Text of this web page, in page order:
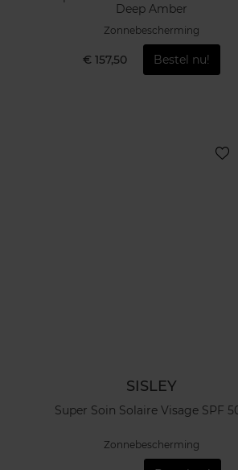
Deep Amber
Zonnebescherming
€ 157,50 Bestel nu!
SISLEY
Super Soin Solaire Visage SPF
Zonnebescherming